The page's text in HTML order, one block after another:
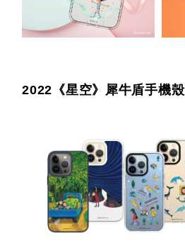
2022《星空》犀牛盾手機